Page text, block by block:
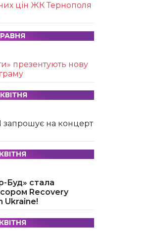
цін ЖК Тернополя
презентують нову
запрошує на концерт
Буд» стала
Recovery
Ukraine!